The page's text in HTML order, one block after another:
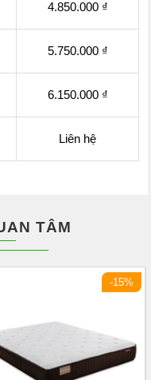
4.850.000 ₫
5.750.000 ₫
6.150.000 ₫
Liên hệ
TÂM
-15%